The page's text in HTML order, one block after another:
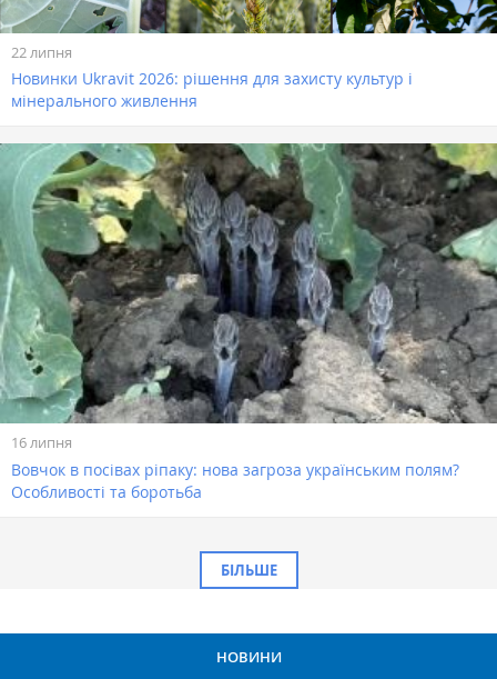
22 липня
Новинки Ukravit 2026: рішення для захисту культур і
мінерального живлення
16 липня
Вовчок в посівах ріпаку: нова загроза українським полям?
Особливості та боротьба
БІЛЬШЕ
НОВИНИ